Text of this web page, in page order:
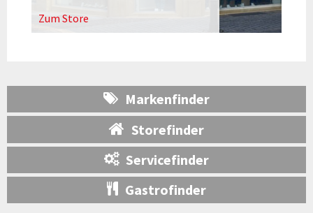
Zum Store
Markenfinder
Storefinder
Servicefinder
Gastrofinder